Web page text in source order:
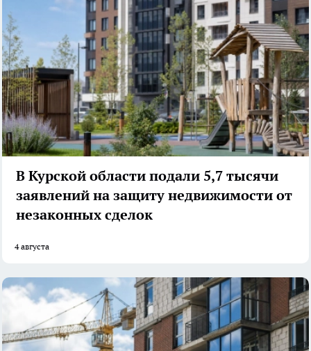
В Курской области подали 5,7 тысячи
заявлений на защиту недвижимости от
незаконных сделок
4 августа